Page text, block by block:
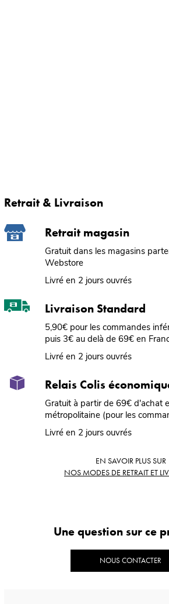
Retrait & Livraison
Retrait magasin
Gratuit dans les magasins
Webstore
Livré en 2 jours ouvrés
Livraison Standard
5,90€ pour les commandes
puis 3€ au delà de 69€ en
Livré en 2 jours ouvrés
Relais Colis
Gratuit à partir de 69€ d'achat
métropolitaine (pour les
Livré en 2 jours ouvrés
EN SAVOIR PLUS SUR
NOS MODES DE RETRAIT ET
Une question sur ce
NOUS CONTACTER